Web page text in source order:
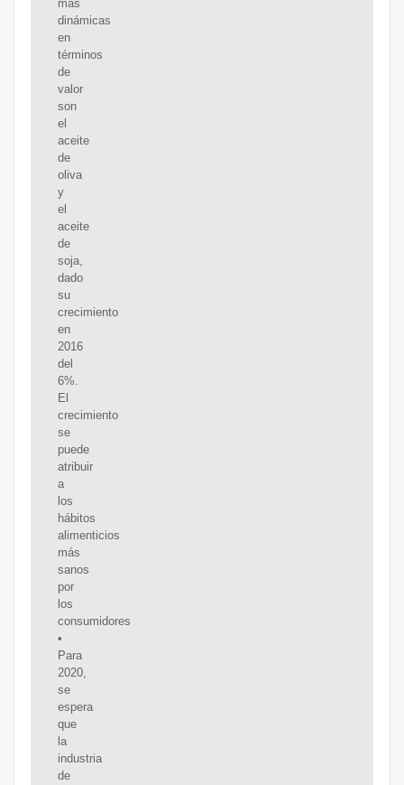
más
dinámicas
en
términos
de
valor
son
el
aceite
de
oliva
y
el
aceite
de
soja,
dado
su
crecimiento
en
2016
del
6%.
El
crecimiento
se
puede
atribuir
a
los
hábitos
alimenticios
más
sanos
por
los
consumidores
•
Para
2020,
se
espera
que
la
industria
de